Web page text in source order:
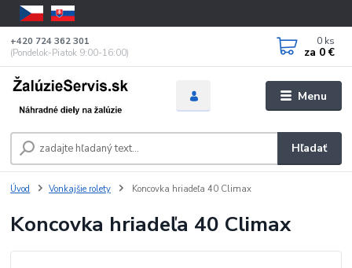
Menu
Hľadať
+420 724 362 301
(Pondelok-Piatok 9:00-16:00)
0 ks
za 0 €
Úvod Vonkajšie rolety Koncovka hriadeľa 40 Climax
Koncovka hriadeľa 40 Climax